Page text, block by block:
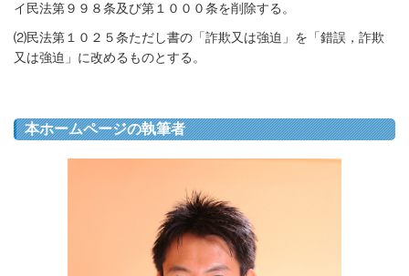
イ民法第９９８条及び第１０００条を削除する。
⑵民法第１０２５条ただし書の「詐欺又は強迫」を「錯誤，詐欺
又は強迫」に改めるものとする。
本ホームページの執筆者